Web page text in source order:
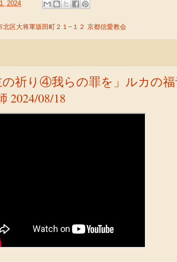
2024
北区大将軍坂田町２１−１２ 京都信愛教会
祈り④我らの罪を」ルカの福
2024/08/18